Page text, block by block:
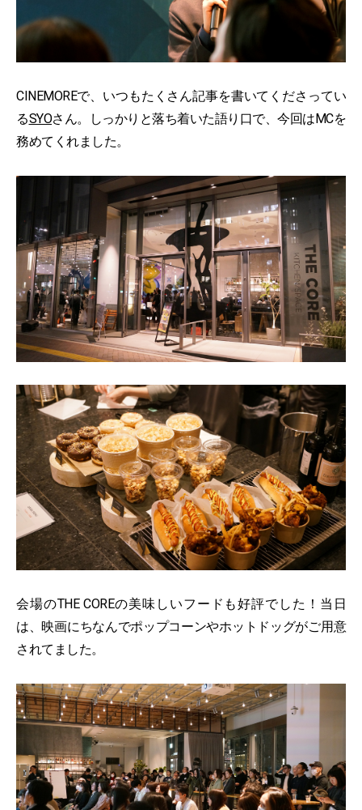
CINEMOREで、いつもたくさん記事を書いてくださってい
るSYOさん。しっかりと落ち着いた語り口で、今回はMCを
務めてくれました。
会場のTHE COREの美味しいフードも好評でした！当日
は、映画にちなんでポップコーンやホットドッグがご用意
されてました。